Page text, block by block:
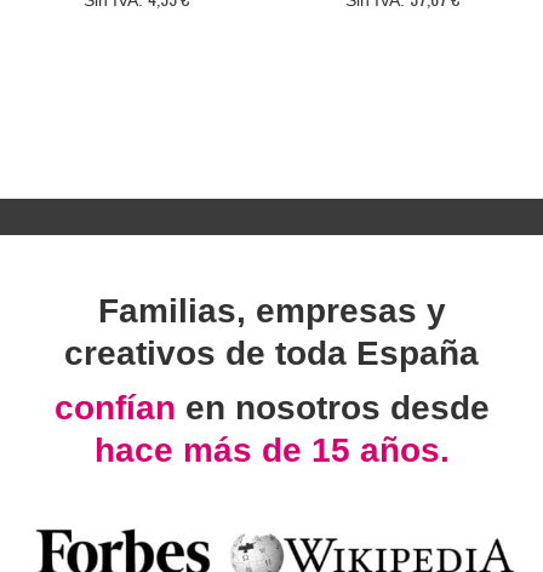
Familias, empresas y
creativos de toda España
confían en nosotros desde
hace más de 15 años.